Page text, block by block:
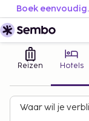
Boek
Reizen Hotels
Waar wil je